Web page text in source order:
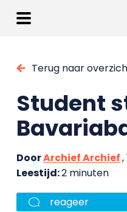
Terug naar
Student
DoorArchief Archief,
Leestijd:2 minuten
reageer